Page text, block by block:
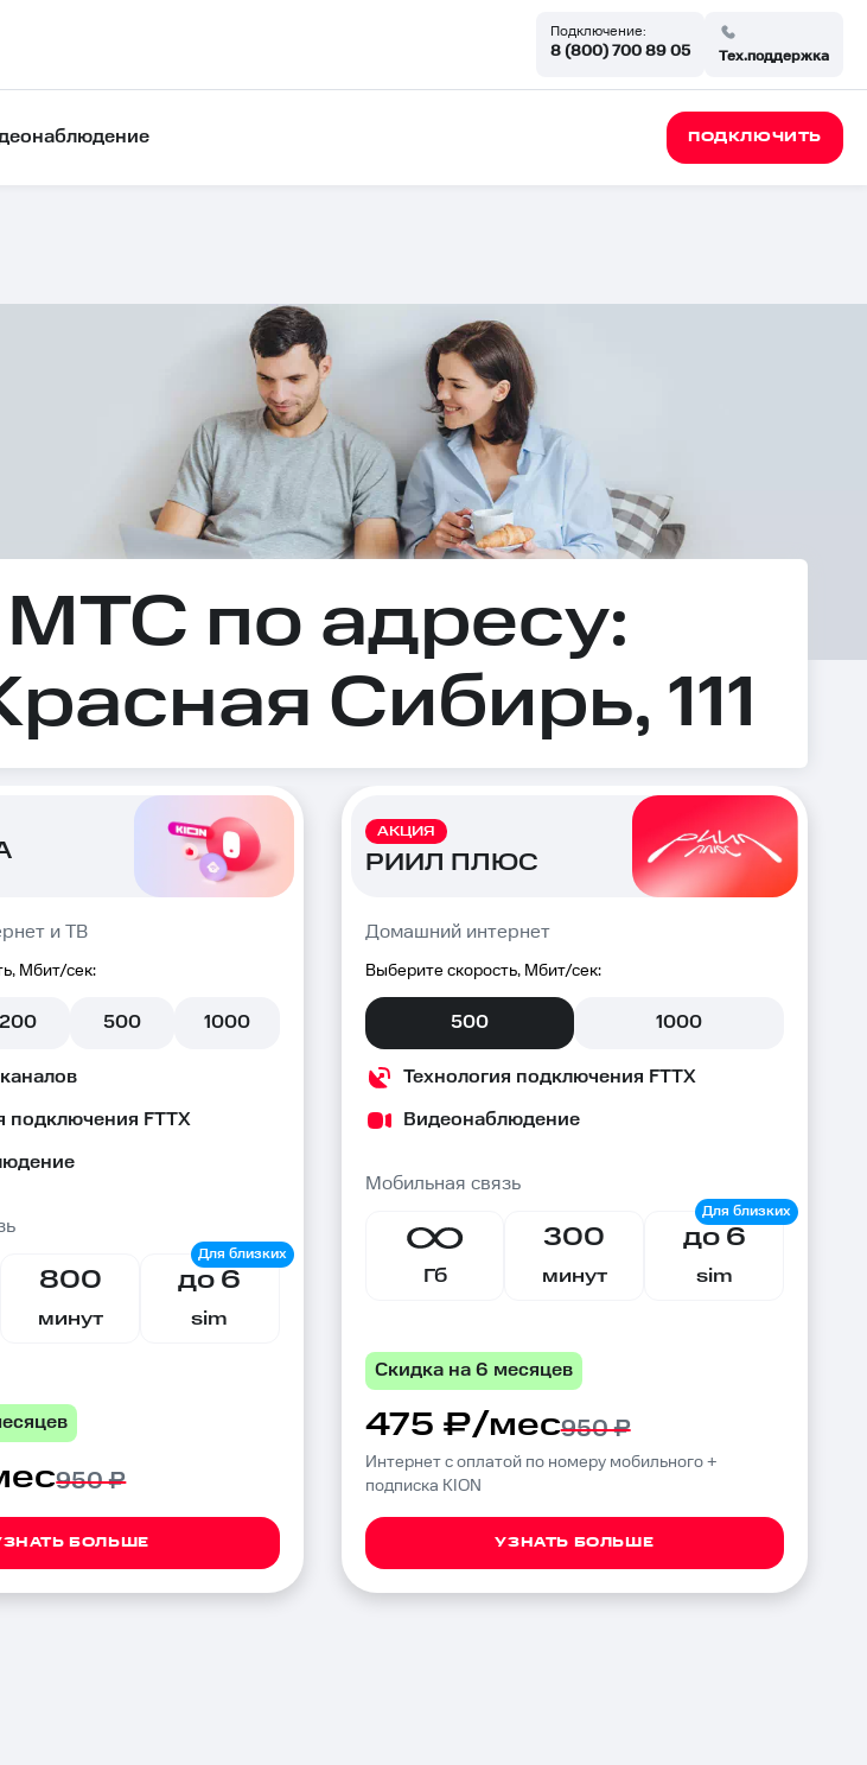
Подключение:
8 (800) 700 89 05 Тех.поддержка
ПОДКЛЮЧИТЬ
по адресу:
Сибирь, 111
и ТВ
Мбит/сек:
200 500 1000
подключения FTTX
800
минут
до 6
sim
950 ₽
БОЛЬШЕ
АКЦИЯ
РИИЛ ПЛЮС
Домашний интернет
Выберите скорость, Мбит/сек:
500 1000
Технология подключения FTTX
Видеонаблюдение
Мобильная связь
Гб
300
минут
до 6
sim
Скидка на 6 месяцев
475 ₽/мес950 ₽
Интернет с оплатой по номеру мобильного +
подписка KION
УЗНАТЬ БОЛЬШЕ